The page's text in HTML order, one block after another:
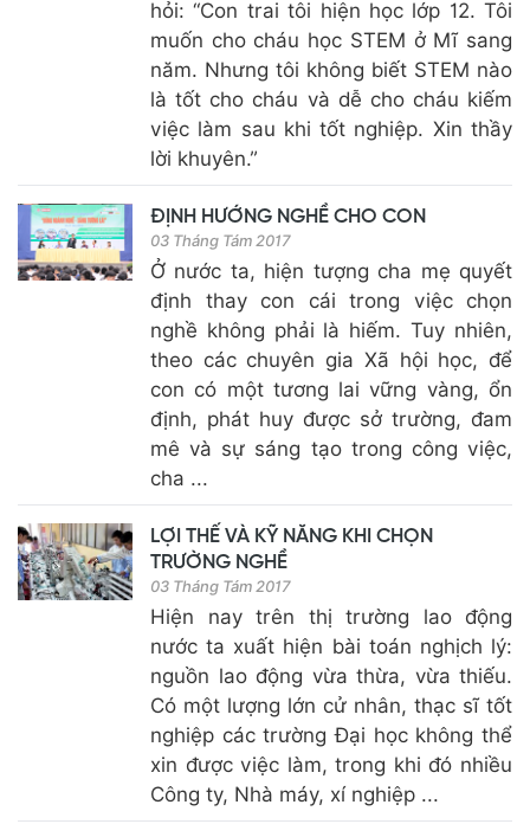
hỏi: “Con trai tôi hiện học lớp 12. Tôi
muốn cho cháu học STEM ở Mĩ sang
năm. Nhưng tôi không biết STEM nào
là tốt cho cháu và dễ cho cháu kiếm
việc làm sau khi tốt nghiệp. Xin thầy
lời khuyên.”
ĐỊNH HƯỚNG NGHỀ CHO CON
03 Tháng Tám 2017
Ở nước ta, hiện tượng cha mẹ quyết
định thay con cái trong việc chọn
nghề không phải là hiếm. Tuy nhiên,
theo các chuyên gia Xã hội học, để
con có một tương lai vững vàng, ổn
định, phát huy được sở trường, đam
mê và sự sáng tạo trong công việc,
cha ...
LỢI THẾ VÀ KỸ NĂNG KHI CHỌN
TRƯỜNG NGHỀ
03 Tháng Tám 2017
Hiện nay trên thị trường lao động
nước ta xuất hiện bài toán nghịch lý:
nguồn lao động vừa thừa, vừa thiếu.
Có một lượng lớn cử nhân, thạc sĩ tốt
nghiệp các trường Đại học không thể
xin được việc làm, trong khi đó nhiều
Công ty, Nhà máy, xí nghiệp ...